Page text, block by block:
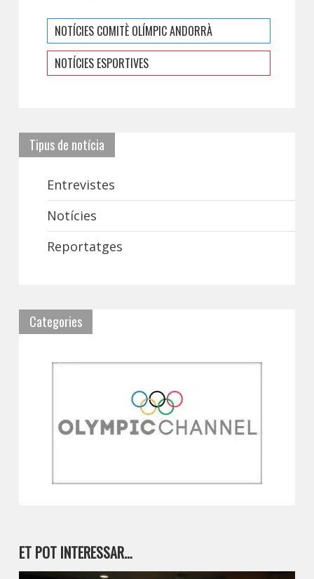
NOTÍCIES COMITÈ OLÍMPIC ANDORRÀ
NOTÍCIES ESPORTIVES
Tipus de notícia
Entrevistes
Notícies
Reportatges
Categories
ET POT INTERESSAR…